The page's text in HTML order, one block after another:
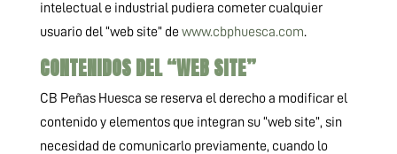
intelectual e industrial pudiera cometer cualquier
usuario del “web site” de www.cbphuesca.com.
CONTENIDOS DEL “WEB SITE”
CB Peñas Huesca se reserva el derecho a modificar el
contenido y elementos que integran su “web site”, sin
necesidad de comunicarlo previamente, cuando lo